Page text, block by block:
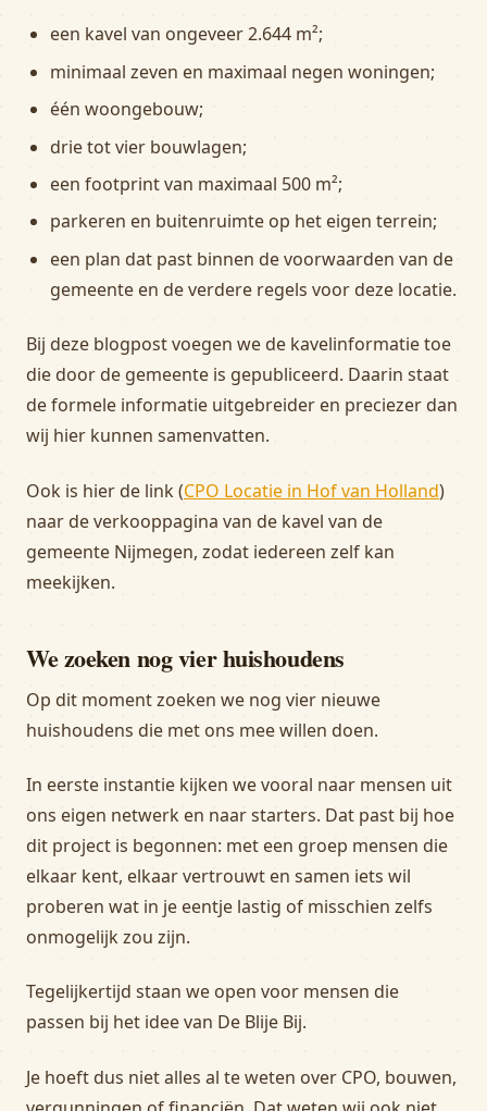
een kavel van ongeveer 2.644 m²;
minimaal zeven en maximaal negen woningen;
één woongebouw;
drie tot vier bouwlagen;
een footprint van maximaal 500 m²;
parkeren en buitenruimte op het eigen terrein;
een plan dat past binnen de voorwaarden van de
gemeente en de verdere regels voor deze locatie.
Bij deze blogpost voegen we de kavelinformatie toe
die door de gemeente is gepubliceerd. Daarin staat
de formele informatie uitgebreider en preciezer dan
wij hier kunnen samenvatten.
Ook is hier de link (CPO Locatie in Hof van Holland)
naar de verkooppagina van de kavel van de
gemeente Nijmegen, zodat iedereen zelf kan
meekijken.
We zoeken nog vier huishoudens
Op dit moment zoeken we nog vier nieuwe
huishoudens die met ons mee willen doen.
In eerste instantie kijken we vooral naar mensen uit
ons eigen netwerk en naar starters. Dat past bij hoe
dit project is begonnen: met een groep mensen die
elkaar kent, elkaar vertrouwt en samen iets wil
proberen wat in je eentje lastig of misschien zelfs
onmogelijk zou zijn.
Tegelijkertijd staan we open voor mensen die
passen bij het idee van De Blije Bij.
Je hoeft dus niet alles al te weten over CPO, bouwen,